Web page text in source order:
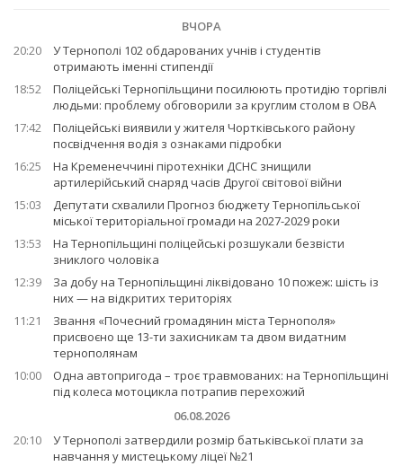
ВЧОРА
20:20
У Тернополі 102 обдарованих учнів і студентів
отримають іменні стипендії
18:52
Поліцейські Тернопільщини посилюють протидію торгівлі
людьми: проблему обговорили за круглим столом в ОВА
17:42
Поліцейські виявили у жителя Чортківського району
посвідчення водія з ознаками підробки
16:25
На Кременеччині піротехніки ДСНС знищили
артилерійський снаряд часів Другої світової війни
15:03
Депутати схвалили Прогноз бюджету Тернопільської
міської територіальної громади на 2027-2029 роки
13:53
На Тернопільщині поліцейські розшукали безвісти
зниклого чоловіка
12:39
За добу на Тернопільщині ліквідовано 10 пожеж: шість із
них — на відкритих територіях
11:21
Звання «Почесний громадянин міста Тернополя»
присвоєно ще 13-ти захисникам та двом видатним
тернополянам
10:00
Одна автопригода – троє травмованих: на Тернопільщині
під колеса мотоцикла потрапив перехожий
06.08.2026
20:10
У Тернополі затвердили розмір батьківської плати за
навчання у мистецькому ліцеї №21